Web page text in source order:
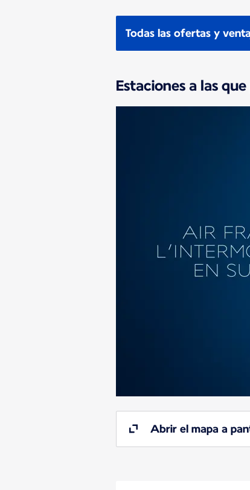
Todas las ofertas y
Estaciones a las
Abrir el mapa a